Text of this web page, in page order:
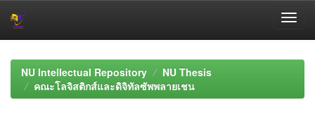
navigationNU Intellectual Repository
NU Thesis
คณะโลจิสติกส์และดิจิทัลซัพพลายเชน